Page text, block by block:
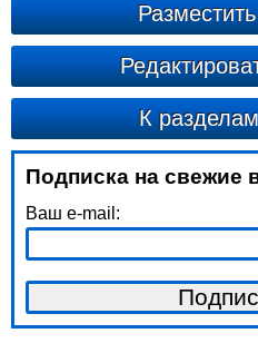
К
Подписка на свежие
Ваш e-mail: